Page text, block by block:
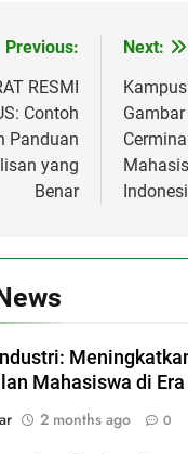
Previous:
RESMI
Contoh
Panduan
yang
Benar
Next:
Mahasiswa di
2 months ago 0